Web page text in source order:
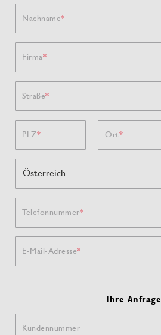
Nachname
Firma
Straße
PLZ Ort
Telefonnummer
E-Mail-Adresse
Ihre Anfrage
Kundennummer